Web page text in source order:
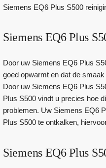
Siemens EQ6 Plus S500
Siemens EQ6 Plus
Door uw Siemens EQ6 Plus
goed opwarmt en dat de
Door uw Siemens EQ6 Plus
Plus S500 vindt u precies hoe
problemen. Uw Siemens EQ6
Plus S500 te ontkalken,
Siemens EQ6 Plus